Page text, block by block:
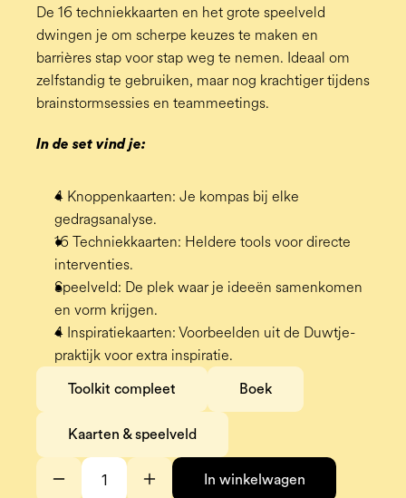
De 16 techniekkaarten en het grote speelveld
dwingen je om scherpe keuzes te maken en
barrières stap voor stap weg te nemen. Ideaal om
zelfstandig te gebruiken, maar nog krachtiger tijdens
brainstormsessies en teammeetings.
In de set vind je:
4 Knoppenkaarten: Je kompas bij elke
gedragsanalyse.
16 Techniekkaarten: Heldere tools voor directe
interventies.
Speelveld: De plek waar je ideeën samenkomen
en vorm krijgen.
4 Inspiratiekaarten: Voorbeelden uit de Duwtje-
praktijk voor extra inspiratie.
Toolkit compleet Boek
Kaarten & speelveld
In winkelwagen